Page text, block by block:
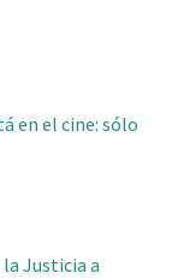
en el cine: sólo
Justicia a